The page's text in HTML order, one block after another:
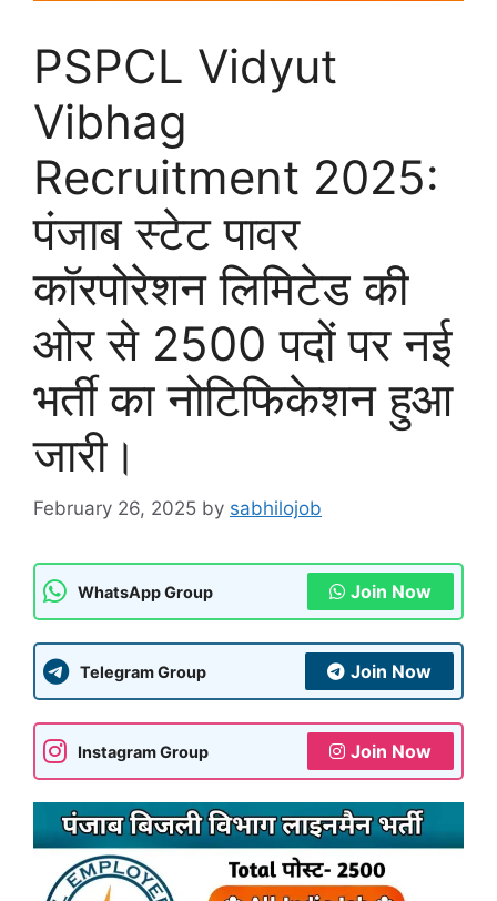
PSPCL Vidyut
Vibhag
Recruitment 2025:
पंजाब स्टेट पावर
कॉरपोरेशन लिमिटेड की
ओर से 2500 पदों पर नई
भर्ती का नोटिफिकेशन हुआ
जारी।
February 26, 2025 by sabhilojob
WhatsApp Group Join Now
Telegram Group Join Now
Instagram Group Join Now